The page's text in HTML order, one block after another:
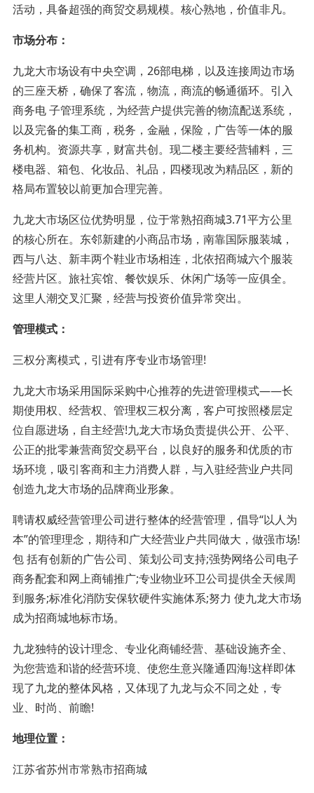
活动，具备超强的商贸交易规模。核心熟地，价值非凡。
市场分布：
九龙大市场设有中央空调，26部电梯，以及连接周边市场
的三座天桥，确保了客流，物流，商流的畅通循环。引入
商务电 子管理系统，为经营户提供完善的物流配送系统，
以及完备的集工商，税务，金融，保险，广告等一体的服
务机构。资源共享，财富共创。现二楼主要经营辅料，三
楼电器、箱包、化妆品、礼品，四楼现改为精品区，新的
格局布置较以前更加合理完善。
九龙大市场区位优势明显，位于常熟招商城3.71平方公里
的核心所在。东邻新建的小商品市场，南靠国际服装城，
西与八达、新丰两个鞋业市场相连，北依招商城六个服装
经营片区。旅社宾馆、餐饮娱乐、休闲广场等一应俱全。
这里人潮交叉汇聚，经营与投资价值异常突出。
管理模式：
三权分离模式，引进有序专业市场管理!
九龙大市场采用国际采购中心推荐的先进管理模式——长
期使用权、经营权、管理权三权分离，客户可按照楼层定
位自愿进场，自主经营!九龙大市场负责提供公开、公平、
公正的批零兼营商贸交易平台，以良好的服务和优质的市
场环境，吸引客商和主力消费人群，与入驻经营业户共同
创造九龙大市场的品牌商业形象。
聘请权威经营管理公司进行整体的经营管理，倡导“以人为
本”的管理理念，期待和广大经营业户共同做大，做强市场!
包 括有创新的广告公司、策划公司支持;强势网络公司电子
商务配套和网上商铺推广;专业物业环卫公司提供全天候周
到服务;标准化消防安保软硬件实施体系;努力 使九龙大市场
成为招商城地标市场。
九龙独特的设计理念、专业化商铺经营、基础设施齐全、
为您营造和谐的经营环境、使您生意兴隆通四海!这样即体
现了九龙的整体风格，又体现了九龙与众不同之处，专
业、时尚、前瞻!
地理位置：
江苏省苏州市常熟市招商城